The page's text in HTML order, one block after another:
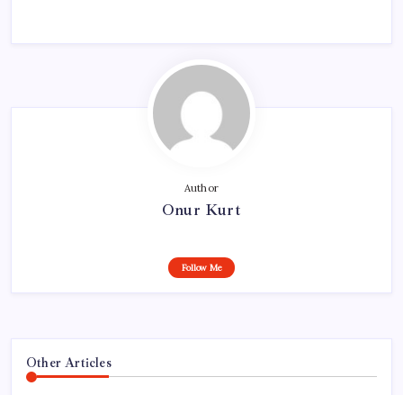
Author
Onur Kurt
Follow Me
Other Articles